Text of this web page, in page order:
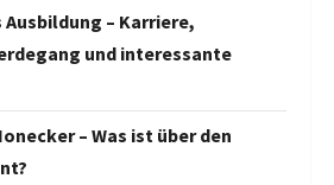
– Karriere,
und interessante
– Was ist über den